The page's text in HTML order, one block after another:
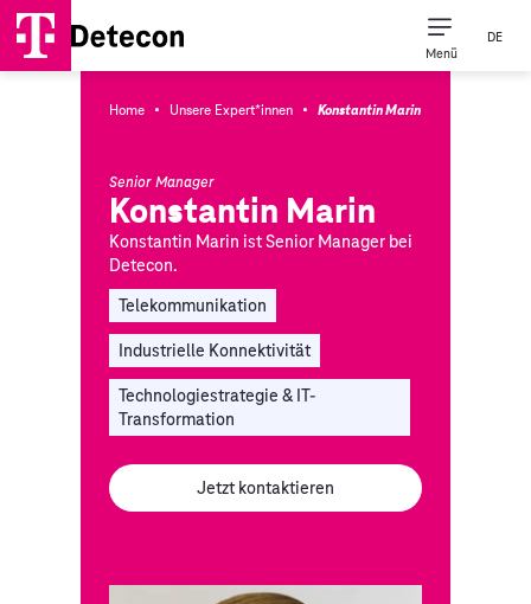
Menü
DE
Home · Unsere Expert*innen · Konstantin Marin
Senior Manager
Konstantin Marin
Konstantin Marin ist Senior Manager bei
Detecon.
Telekommunikation
Industrielle Konnektivität
Technologiestrategie & IT-
Transformation
Jetzt kontaktieren